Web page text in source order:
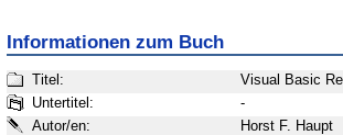
Informationen zum Buch
Titel:
Visual Basic
Untertitel:
-
Autor/en:
Horst F. Haupt